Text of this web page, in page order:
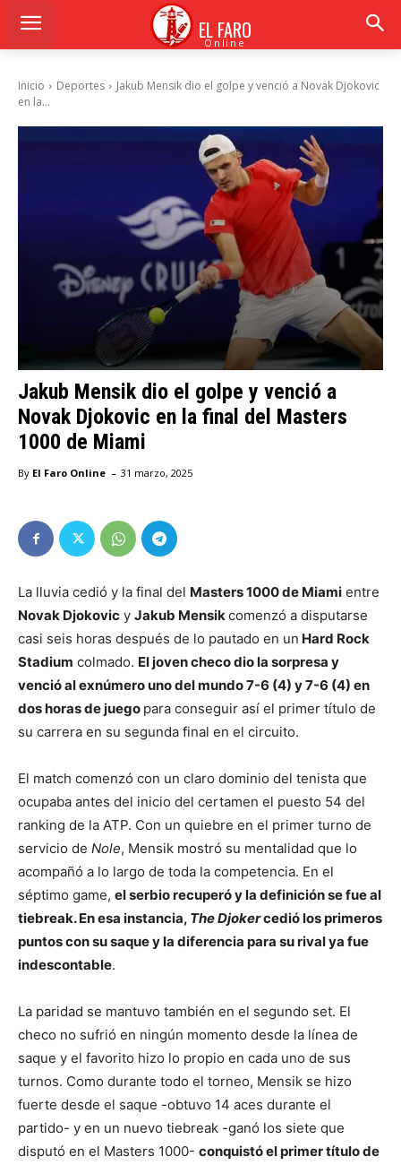
EL FARO
Online
Inicio Deportes
Jakub Mensik dio el golpe y venció a Novak Djokovic
en la...
Jakub Mensik dio el golpe y venció a
Novak Djokovic en la final del Masters
1000 de Miami
By El Faro Online - 31 marzo, 2025
La lluvia cedió y la final del Masters 1000 de Miami entre
Novak Djokovic y Jakub Mensikcomenzó a disputarse
casi seis horas después de lo pautado en un Hard Rock
Stadium colmado. El joven checo dio la sorpresa y
venció al exnúmero uno del mundo 7-6 (4) y 7-6 (4) en
dos horas de juego para conseguir así el primer título de
su carrera en su segunda final en el circuito.
El match comenzó con un claro dominio del tenista que
ocupaba antes del inicio del certamen el puesto 54 del
ranking de la ATP. Con un quiebre en el primer turno de
servicio de Nole, Mensik mostró su mentalidad que lo
acompañó a lo largo de toda la competencia. En el
séptimo game, el serbio recuperó y la definición se fue al
tiebreak. En esa instancia, The Djokercedió los primeros
puntos con su saque y la diferencia para su rival ya fue
indescontable.
La paridad se mantuvo también en el segundo set. El
checo no sufrió en ningún momento desde la línea de
saque y el favorito hizo lo propio en cada uno de sus
turnos. Como durante todo el torneo, Mensik se hizo
fuerte desde el saque -obtuvo 14 aces durante el
partido- y en un nuevo tiebreak -ganó los siete que
disputó en el Masters 1000- conquistó el primer título de